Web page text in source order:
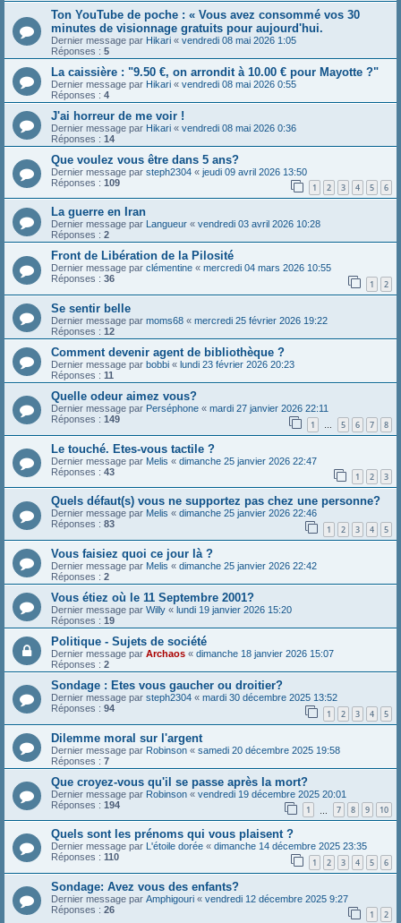
Ton YouTube de poche : « Vous avez consommé vos 30
minutes de visionnage gratuits pour aujourd'hui.
Dernier message par Hikari « vendredi 08 mai 2026 1:05
Réponses : 5
La caissière : "9.50 €, on arrondit à 10.00 € pour Mayotte ?"
Dernier message par Hikari « vendredi 08 mai 2026 0:55
Réponses : 4
J'ai horreur de me voir !
Dernier message par Hikari « vendredi 08 mai 2026 0:36
Réponses : 14
Que voulez vous être dans 5 ans?
Dernier message par steph2304 « jeudi 09 avril 2026 13:50
Réponses : 109 1 2 3 4 5 6
La guerre en Iran
Dernier message par Langueur « vendredi 03 avril 2026 10:28
Réponses : 2
Front de Libération de la Pilosité
Dernier message par clémentine « mercredi 04 mars 2026 10:55
Réponses : 36 1 2
Se sentir belle
Dernier message par moms68 « mercredi 25 février 2026 19:22
Réponses : 12
Comment devenir agent de bibliothèque ?
Dernier message par bobbi « lundi 23 février 2026 20:23
Réponses : 11
Quelle odeur aimez vous?
Dernier message par Perséphone « mardi 27 janvier 2026 22:11
Réponses : 149 1 … 5 6 7 8
Le touché. Etes-vous tactile ?
Dernier message par Melis « dimanche 25 janvier 2026 22:47
Réponses : 43 1 2 3
Quels défaut(s) vous ne supportez pas chez une personne?
Dernier message par Melis « dimanche 25 janvier 2026 22:46
Réponses : 83 1 2 3 4 5
Vous faisiez quoi ce jour là ?
Dernier message par Melis « dimanche 25 janvier 2026 22:42
Réponses : 2
Vous étiez où le 11 Septembre 2001?
Dernier message par Willy « lundi 19 janvier 2026 15:20
Réponses : 19
Politique - Sujets de société
Dernier message par Archaos « dimanche 18 janvier 2026 15:07
Réponses : 2
Sondage : Etes vous gaucher ou droitier?
Dernier message par steph2304 « mardi 30 décembre 2025 13:52
Réponses : 94 1 2 3 4 5
Dilemme moral sur l'argent
Dernier message par Robinson « samedi 20 décembre 2025 19:58
Réponses : 7
Que croyez-vous qu'il se passe après la mort?
Dernier message par Robinson « vendredi 19 décembre 2025 20:01
Réponses : 194 1 7 8 9 10
Quels sont les prénoms qui vous plaisent ?
Dernier message par L'étoile dorée « dimanche 14 décembre 2025 23:35
Réponses : 110 1 2 3 4 5 6
Sondage: Avez vous des enfants?
Dernier message par Amphigouri « vendredi 12 décembre 2025 9:27
Réponses : 26 1 2